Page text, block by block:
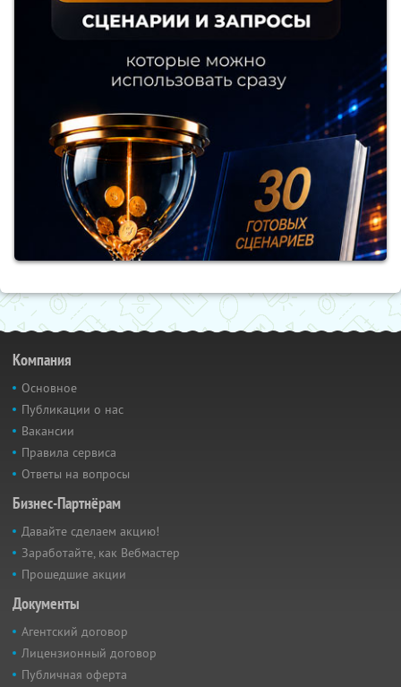
Компания
Основное
Публикации о нас
Вакансии
Правила сервиса
Ответы на вопросы
Бизнес-Партнёрам
Давайте сделаем акцию!
Заработайте, как Вебмастер
Прошедшие акции
Документы
Агентский договор
Лицензионный договор
Публичная оферта